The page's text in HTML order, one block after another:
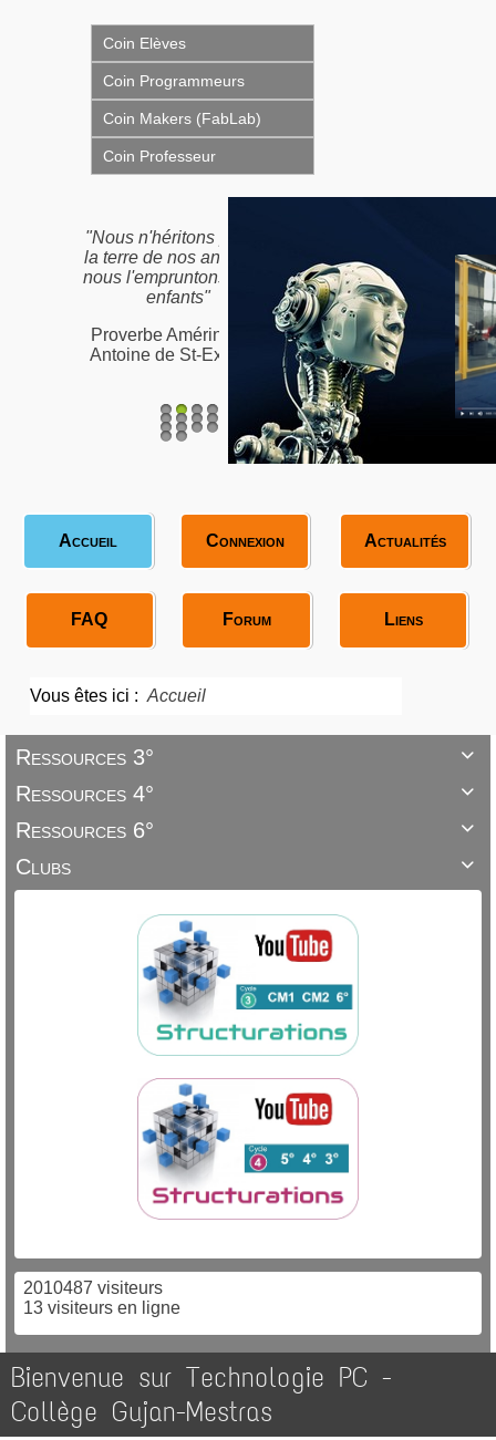
Coin Elèves
Coin Programmeurs
Coin Makers (FabLab)
Coin Professeur
"Nous n'héritons pas de
la terre de nos ancêtres,
nous l'empruntons à nos
enfants"
Proverbe Amérindien /
Antoine de St-Exupéry
1 2 3 4
6 7 8 9 10
1112 15
Accueil Connexion Actualités
FAQ Forum Liens
Vous êtes ici : Accueil

Ressources 3°

Ressources 4°

Ressources 6°

Clubs
2010487 visiteurs
13 visiteurs en ligne
Bienvenue sur Technologie PC -
Collège Gujan-Mestras